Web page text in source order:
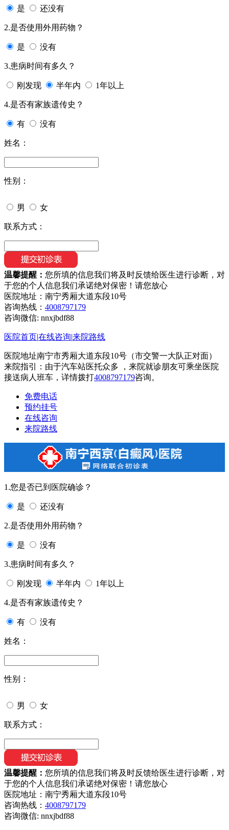
是 还没有
2.是否使用外用药物？
是 没有
3.患病时间有多久？
刚发现 半年内 1年以上
4.是否有家族遗传史？
有 没有
姓名：
性别：
男 女
联系方式：
温馨提醒： 您所填的信息我们将及时反馈给医生进行诊断，对
于您的个人信息我们承诺绝对保密！请您放心
医院地址：南宁秀厢大道东段10号
咨询热线： 4008797179
咨询微信: nnxjbdf88
医院首页|在线咨询|来院路线
医院地址南宁市秀厢大道东段10号（市交警一大队正对面）
来院指引：由于汽车站医托众多 ，来院就诊朋友可乘坐医院
接送病人班车，详情拨打4008797179咨询。
免费电话
预约挂号
在线咨询
来院路线
1.您是否已到医院确诊？
是 还没有
2.是否使用外用药物？
是 没有
3.患病时间有多久？
刚发现 半年内 1年以上
4.是否有家族遗传史？
有 没有
姓名：
性别：
男 女
联系方式：
温馨提醒： 您所填的信息我们将及时反馈给医生进行诊断，对
于您的个人信息我们承诺绝对保密！请您放心
医院地址：南宁秀厢大道东段10号
咨询热线： 4008797179
咨询微信: nnxjbdf88